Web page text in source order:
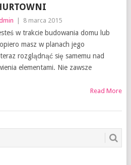
8 marca 2015
w trakcie budowania domu lub
masz w planach jego
rozglądnąć się samemu nad
elementami. Nie zawsze
Read More